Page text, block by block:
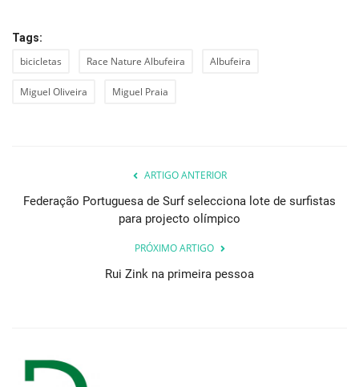
Tags:
bicicletas Race Nature Albufeira Albufeira
Miguel Oliveira Miguel Praia
ARTIGO ANTERIOR
Federação Portuguesa de Surf selecciona lote de surfistas
para projecto olímpico
PRÓXIMO ARTIGO
Rui Zink na primeira pessoa